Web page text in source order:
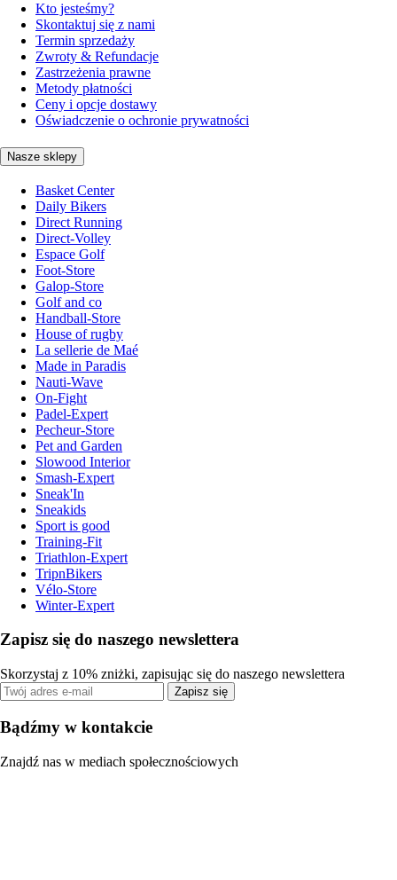
Kto jesteśmy?
Skontaktuj się z nami
Termin sprzedaży
Zwroty & Refundacje
Zastrzeżenia prawne
Metody płatności
Ceny i opcje dostawy
Oświadczenie o ochronie prywatności
Nasze sklepy
Basket Center
Daily Bikers
Direct Running
Direct-Volley
Espace Golf
Foot-Store
Galop-Store
Golf and co
Handball-Store
House of rugby
La sellerie de Maé
Made in Paradis
Nauti-Wave
On-Fight
Padel-Expert
Pecheur-Store
Pet and Garden
Slowood Interior
Smash-Expert
Sneak'In
Sneakids
Sport is good
Training-Fit
Triathlon-Expert
TripnBikers
Vélo-Store
Winter-Expert
Zapisz się do naszego newslettera
Skorzystaj z 10% zniżki, zapisując się do naszego newslettera
Zapisz się
Bądźmy w kontakcie
Znajdź nas w mediach społecznościowych